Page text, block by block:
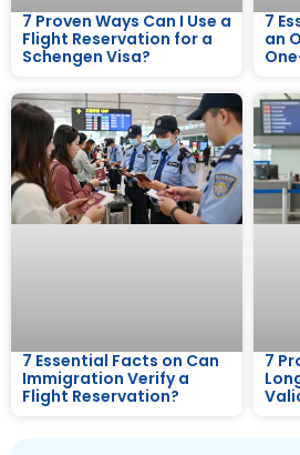
7 Proven Ways Can I Use a
Flight Reservation for a
Schengen Visa?
7
an
7 Essential Facts on Can
Immigration Verify a
Flight Reservation?
7